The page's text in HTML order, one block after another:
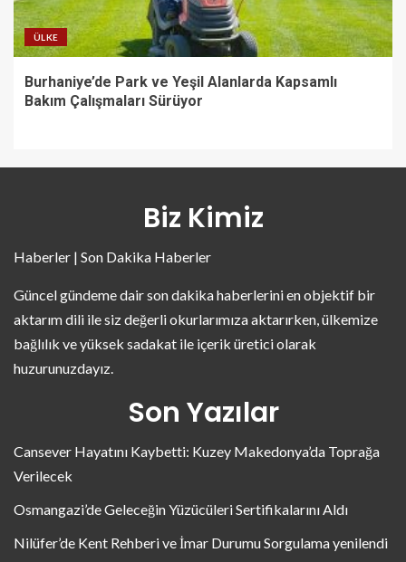
ÜLKE
Burhaniye’de Park ve Yeşil Alanlarda Kapsamlı
Bakım Çalışmaları Sürüyor
Biz Kimiz
Haberler | Son Dakika Haberler
Güncel gündeme dair son dakika haberlerini en objektif bir
aktarım dili ile siz değerli okurlarımıza aktarırken, ülkemize
bağlılık ve yüksek sadakat ile içerik üretici olarak
huzurunuzdayız.
Son Yazılar
Cansever Hayatını Kaybetti: Kuzey Makedonya’da Toprağa
Verilecek
Osmangazi’de Geleceğin Yüzücüleri Sertifikalarını Aldı
Nilüfer’de Kent Rehberi ve İmar Durumu Sorgulama yenilendi